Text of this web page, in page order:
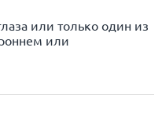
или только один из
или